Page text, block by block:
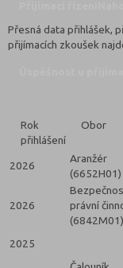
Přesná data přihlášek,
přijímacích zkoušek
Rok
přihlášení
Obor
2026
Aranžér
(6652H01)
2026
právní
(6842M01)
2025